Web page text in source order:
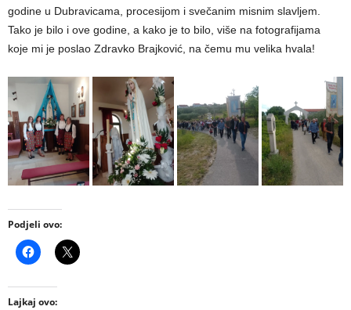
godine u Dubravicama, procesijom i svečanim misnim slavljem.
Tako je bilo i ove godine, a kako je to bilo, više na fotografijama
koje mi je poslao Zdravko Brajković, na čemu mu velika hvala!
Podjeli ovo:
Lajkaj ovo: